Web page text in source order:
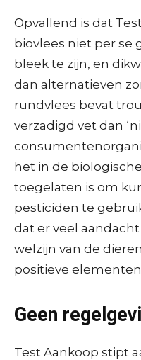
Opvallend is dat
biovlees niet per se
bleek te zijn, en
dan alternatieven
rundvlees bevat
verzadigd vet dan
het in de
toegelaten is om
pesticiden te
dat er veel
welzijn van de
positieve elementen
Geen
Test Aankoop stipt